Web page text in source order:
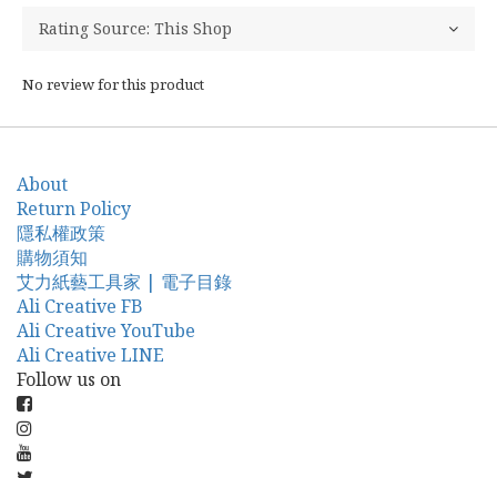
No review for this product
About
Return Policy
隱私權政策
購物須知
艾力紙藝工具家 | 電子目錄
Ali Creative FB
Ali Creative YouTube
Ali Creative LINE
Follow us on